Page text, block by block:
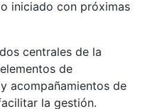
iniciado con próximas
centrales de la
de
acompañamientos de
la gestión.